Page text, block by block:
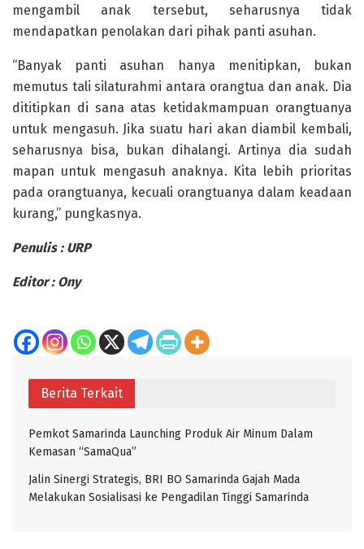
mengambil anak tersebut, seharusnya tidak
mendapatkan penolakan dari pihak panti asuhan.
“Banyak panti asuhan hanya menitipkan, bukan
memutus tali silaturahmi antara orangtua dan anak. Dia
dititipkan di sana atas ketidakmampuan orangtuanya
untuk mengasuh. Jika suatu hari akan diambil kembali,
seharusnya bisa, bukan dihalangi. Artinya dia sudah
mapan untuk mengasuh anaknya. Kita lebih prioritas
pada orangtuanya, kecuali orangtuanya dalam keadaan
kurang,” pungkasnya.
Penulis : URP
Editor : Ony
Berita Terkait
Pemkot Samarinda Launching Produk Air Minum Dalam
Kemasan “SamaQua”
Jalin Sinergi Strategis, BRI BO Samarinda Gajah Mada
Melakukan Sosialisasi ke Pengadilan Tinggi Samarinda